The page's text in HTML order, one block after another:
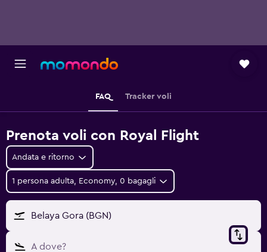
FAQ Tracker voli
Prenota voli con Royal Flight
Andata e ritorno
1 persona adulta, Economy, 0 bagagli
Belaya Gora (BGN)
A dove?